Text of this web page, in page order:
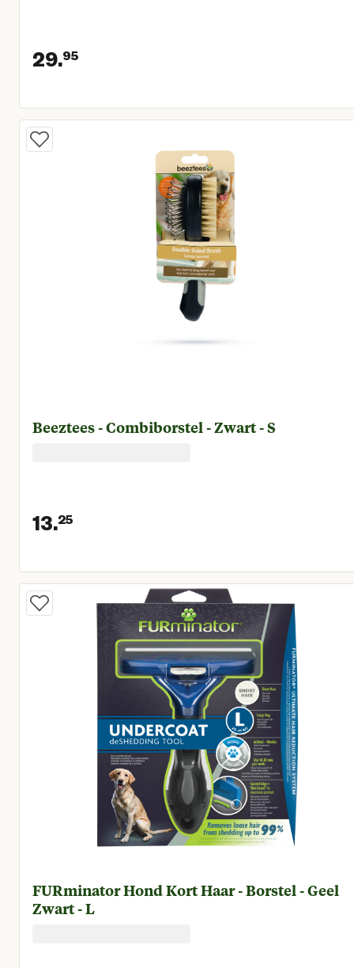
29.95
Huidige prijs € 29,95
Beeztees - Combiborstel - Zwart - S
13.25
Huidige prijs € 13,25
FURminator Hond Kort Haar - Borstel - Geel
Zwart - L